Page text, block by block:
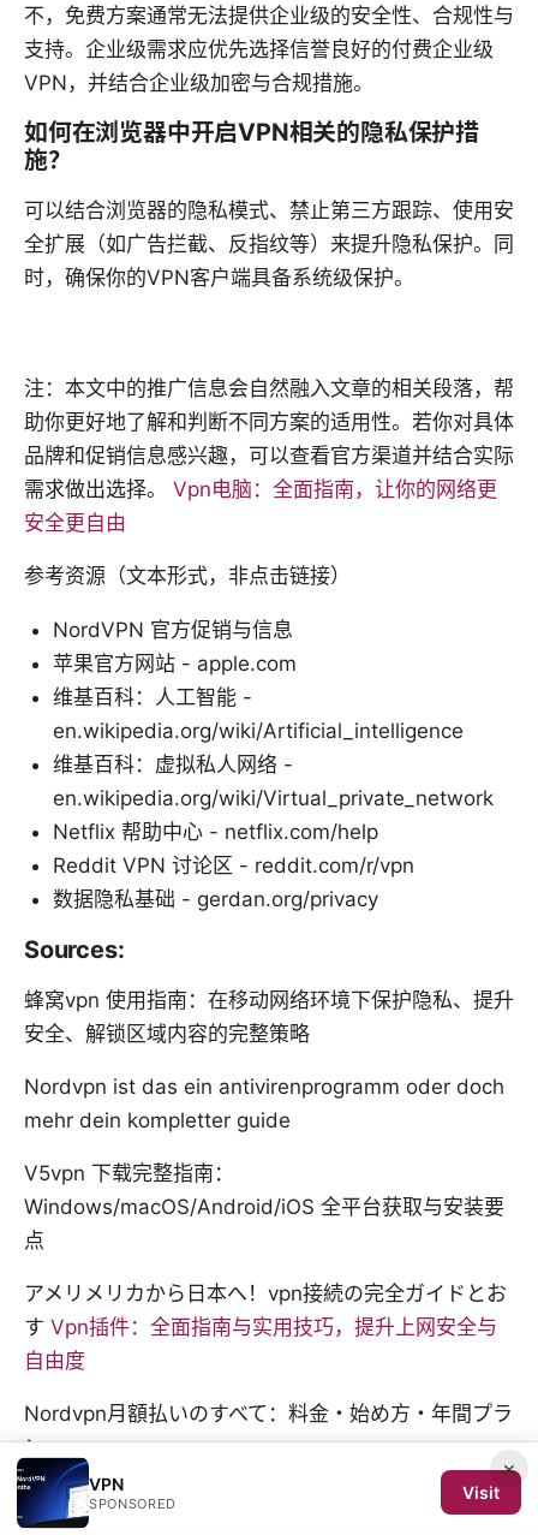
不，免费方案通常无法提供企业级的安全性、合规性与
支持。企业级需求应优先选择信誉良好的付费企业级
VPN，并结合企业级加密与合规措施。
如何在浏览器中开启VPN相关的隐私保护措
施？
可以结合浏览器的隐私模式、禁止第三方跟踪、使用安
全扩展（如广告拦截、反指纹等）来提升隐私保护。同
时，确保你的VPN客户端具备系统级保护。
注：本文中的推广信息会自然融入文章的相关段落，帮
助你更好地了解和判断不同方案的适用性。若你对具体
品牌和促销信息感兴趣，可以查看官方渠道并结合实际
需求做出选择。 Vpn电脑：全面指南，让你的网络更
安全更自由
参考资源（文本形式，非点击链接）
NordVPN 官方促销与信息
苹果官方网站 - apple.com
维基百科：人工智能 -
en.wikipedia.org/wiki/Artificial_intelligence
维基百科：虚拟私人网络 -
en.wikipedia.org/wiki/Virtual_private_network
Netflix 帮助中心 - netflix.com/help
Reddit VPN 讨论区 - reddit.com/r/vpn
数据隐私基础 - gerdan.org/privacy
Sources:
蜂窝vpn 使用指南：在移动网络环境下保护隐私、提升
安全、解锁区域内容的完整策略
Nordvpn ist das ein antivirenprogramm oder doch
mehr dein kompletter guide
V5vpn 下载完整指南：
Windows/macOS/Android/iOS 全平台获取与安装要
点
アメリメリカから日本へ！vpn接続の完全ガイドとお
す Vpn插件：全面指南与实用技巧，提升上网安全与
自由度
Nordvpn月額払いのすべて：料金・始め方・年間プラ
ン
×
VPN
SPONSORED
Visit